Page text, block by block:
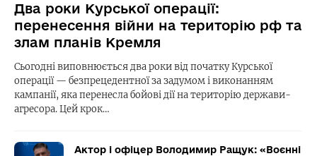
Два роки Курської операції:
перенесення війни на територію рф та
злам планів Кремля
Сьогодні виповнюється два роки від початку Курської
операції — безпрецедентної за задумом і виконанням
кампанії, яка перенесла бойові дії на територію держави-
агресора. Цей крок…
Актор і офіцер Володимир Ращук: «Воєнні